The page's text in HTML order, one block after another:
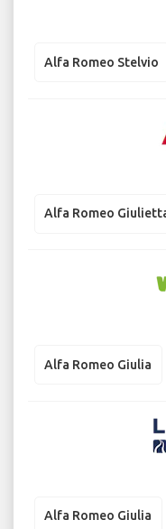
Alfa Romeo Stelvio
Alfa Romeo
Alfa Romeo Giulia
Alfa Romeo Giulia